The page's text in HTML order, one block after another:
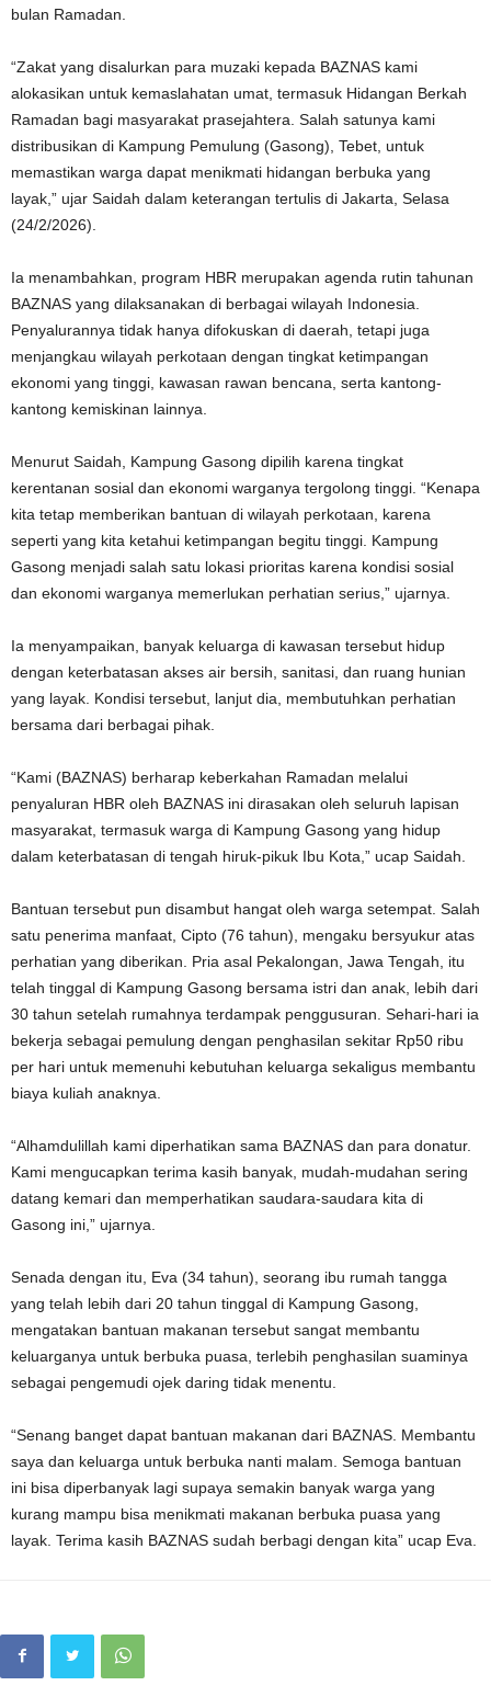
bulan Ramadan.
“Zakat yang disalurkan para muzaki kepada BAZNAS kami
alokasikan untuk kemaslahatan umat, termasuk Hidangan Berkah
Ramadan bagi masyarakat prasejahtera. Salah satunya kami
distribusikan di Kampung Pemulung (Gasong), Tebet, untuk
memastikan warga dapat menikmati hidangan berbuka yang
layak,” ujar Saidah dalam keterangan tertulis di Jakarta, Selasa
(24/2/2026).
Ia menambahkan, program HBR merupakan agenda rutin tahunan
BAZNAS yang dilaksanakan di berbagai wilayah Indonesia.
Penyalurannya tidak hanya difokuskan di daerah, tetapi juga
menjangkau wilayah perkotaan dengan tingkat ketimpangan
ekonomi yang tinggi, kawasan rawan bencana, serta kantong-
kantong kemiskinan lainnya.
Menurut Saidah, Kampung Gasong dipilih karena tingkat
kerentanan sosial dan ekonomi warganya tergolong tinggi. “Kenapa
kita tetap memberikan bantuan di wilayah perkotaan, karena
seperti yang kita ketahui ketimpangan begitu tinggi. Kampung
Gasong menjadi salah satu lokasi prioritas karena kondisi sosial
dan ekonomi warganya memerlukan perhatian serius,” ujarnya.
Ia menyampaikan, banyak keluarga di kawasan tersebut hidup
dengan keterbatasan akses air bersih, sanitasi, dan ruang hunian
yang layak. Kondisi tersebut, lanjut dia, membutuhkan perhatian
bersama dari berbagai pihak.
“Kami (BAZNAS) berharap keberkahan Ramadan melalui
penyaluran HBR oleh BAZNAS ini dirasakan oleh seluruh lapisan
masyarakat, termasuk warga di Kampung Gasong yang hidup
dalam keterbatasan di tengah hiruk-pikuk Ibu Kota,” ucap Saidah.
Bantuan tersebut pun disambut hangat oleh warga setempat. Salah
satu penerima manfaat, Cipto (76 tahun), mengaku bersyukur atas
perhatian yang diberikan. Pria asal Pekalongan, Jawa Tengah, itu
telah tinggal di Kampung Gasong bersama istri dan anak, lebih dari
30 tahun setelah rumahnya terdampak penggusuran. Sehari-hari ia
bekerja sebagai pemulung dengan penghasilan sekitar Rp50 ribu
per hari untuk memenuhi kebutuhan keluarga sekaligus membantu
biaya kuliah anaknya.
“Alhamdulillah kami diperhatikan sama BAZNAS dan para donatur.
Kami mengucapkan terima kasih banyak, mudah-mudahan sering
datang kemari dan memperhatikan saudara-saudara kita di
Gasong ini,” ujarnya.
Senada dengan itu, Eva (34 tahun), seorang ibu rumah tangga
yang telah lebih dari 20 tahun tinggal di Kampung Gasong,
mengatakan bantuan makanan tersebut sangat membantu
keluarganya untuk berbuka puasa, terlebih penghasilan suaminya
sebagai pengemudi ojek daring tidak menentu.
“Senang banget dapat bantuan makanan dari BAZNAS. Membantu
saya dan keluarga untuk berbuka nanti malam. Semoga bantuan
ini bisa diperbanyak lagi supaya semakin banyak warga yang
kurang mampu bisa menikmati makanan berbuka puasa yang
layak. Terima kasih BAZNAS sudah berbagi dengan kita” ucap Eva.